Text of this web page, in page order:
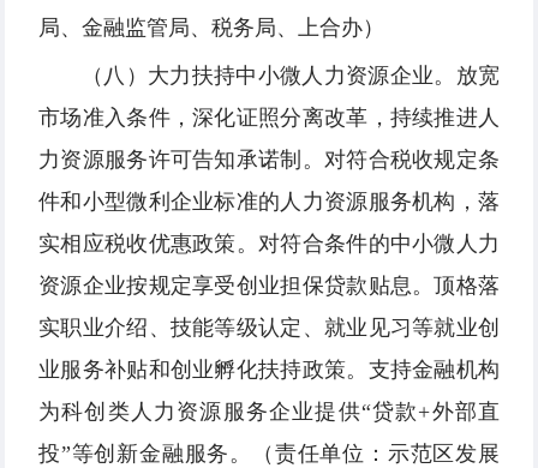
局、金融监管局、税务局、上合办）
（八）大力扶持中小微人力资源企业。放宽
市场准入条件，深化证照分离改革，持续推进人
力资源服务许可告知承诺制。对符合税收规定条
件和小型微利企业标准的人力资源服务机构，落
实相应税收优惠政策。对符合条件的中小微人力
资源企业按规定享受创业担保贷款贴息。顶格落
实职业介绍、技能等级认定、就业见习等就业创
业服务补贴和创业孵化扶持政策。支持金融机构
为科创类人力资源服务企业提供“贷款+外部直
投”等创新金融服务。（责任单位：示范区发展